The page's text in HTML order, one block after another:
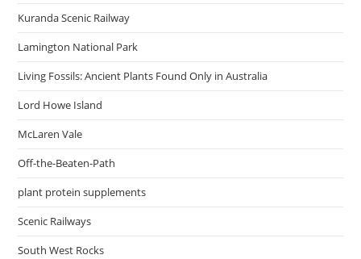
Kuranda Scenic Railway
Lamington National Park
Living Fossils: Ancient Plants Found Only in Australia
Lord Howe Island
McLaren Vale
Off-the-Beaten-Path
plant protein supplements
Scenic Railways
South West Rocks